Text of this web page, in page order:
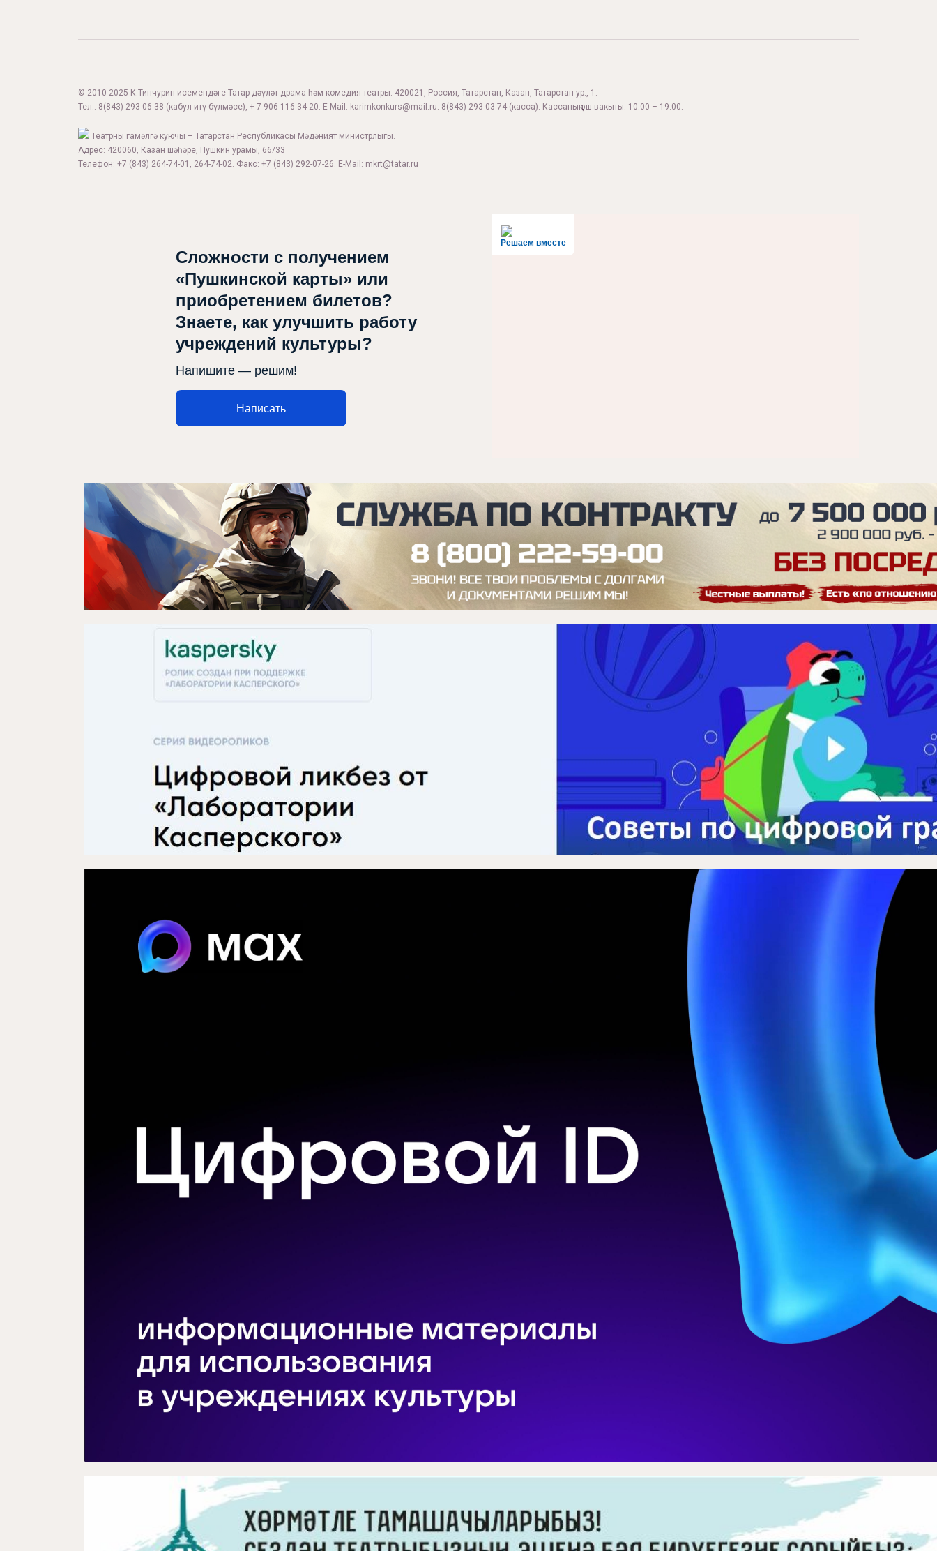
Театр турында
Медиа
Элемтә
© 2010-2025 К.Тинчурин исемендәге Татар дәүләт драма һәм комедия театры. 420021, Россия, Татарстан, Казан, Татарстан ур., 1.
Тел.: 8(843) 293-06-38 (кабул итү бүлмәсе), + 7 906 116 34 20. E-Mail: karimkonkurs@mail.ru. 8(843) 293-03-74 (касса). Кассаның эш вакыты: 10:00 – 19:00.
Театрны гамәлгә куючы – Татарстан Республикасы Мәдәният министрлыгы.
Адрес: 420060, Казан шәһәре, Пушкин урамы, 66/33
Телефон: +7 (843) 264-74-01, 264-74-02. Факс: +7 (843) 292-07-26. E-Mail: mkrt@tatar.ru
Решаем вместе
Сложности с получением
«Пушкинской карты» или
приобретением билетов?
Знаете, как улучшить работу
учреждений культуры?
Напишите — решим!
Написать